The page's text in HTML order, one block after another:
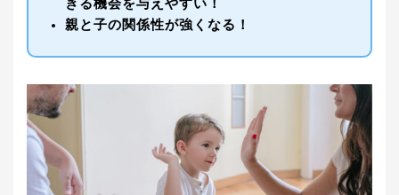
きる機会を与えやすい！
親と子の関係性が強くなる！